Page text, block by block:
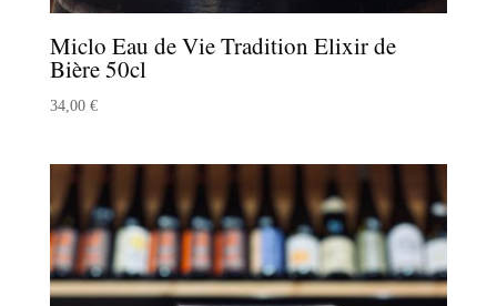
Miclo Eau de Vie Tradition Elixir de
Bière 50cl
34,00 €